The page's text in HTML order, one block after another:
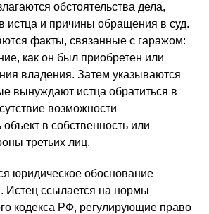
обстоятельства дела,
истца и причины обращения в суд.
факты, связанные с гаражом:
как он был приобретен или
владения. Затем указываются
вынуждают истца обратиться в
возможности
объект в собственность или
третьих лиц.
юридическое обоснование
Истец ссылается на нормы
кодекса РФ, регулирующие право